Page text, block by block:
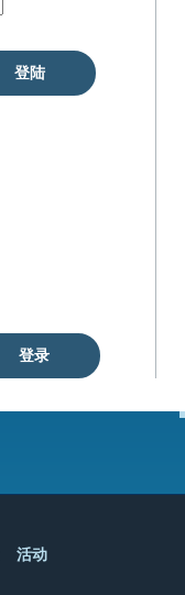
登陆
登录
活动